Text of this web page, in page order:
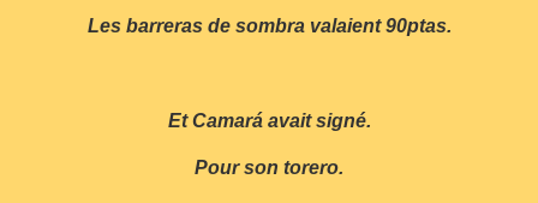
Les barreras de sombra valaient 90ptas.
Et Camará avait signé.
Pour son torero.